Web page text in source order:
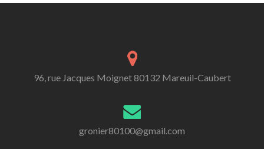
96, rue Jacques Moignet 80132 Mareuil-Caubert
gronier80100@gmail.com